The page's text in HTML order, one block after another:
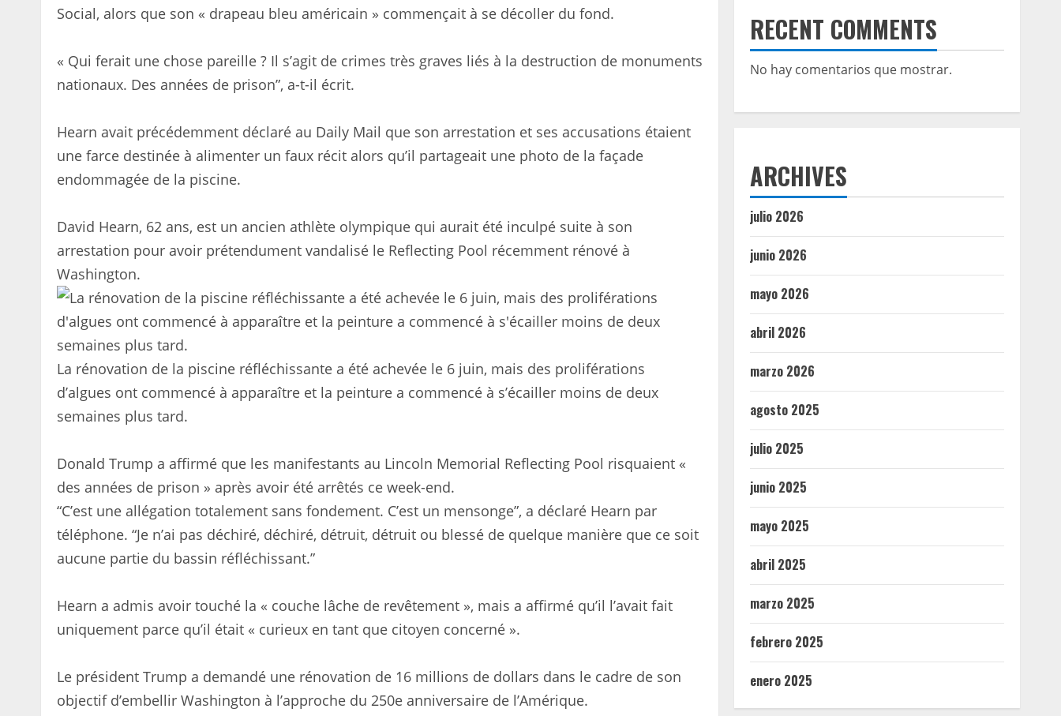
Social, alors que son « drapeau bleu américain » commençait à se décoller du fond.
« Qui ferait une chose pareille ? Il s’agit de crimes très graves liés à la destruction de monuments
nationaux. Des années de prison”, a-t-il écrit.
Hearn avait précédemment déclaré au Daily Mail que son arrestation et ses accusations étaient
une farce destinée à alimenter un faux récit alors qu’il partageait une photo de la façade
endommagée de la piscine.
David Hearn, 62 ans, est un ancien athlète olympique qui aurait été inculpé suite à son
arrestation pour avoir prétendument vandalisé le Reflecting Pool récemment rénové à
Washington.
La rénovation de la piscine réfléchissante a été achevée le 6 juin, mais des proliférations
d’algues ont commencé à apparaître et la peinture a commencé à s’écailler moins de deux
semaines plus tard.
Donald Trump a affirmé que les manifestants au Lincoln Memorial Reflecting Pool risquaient «
des années de prison » après avoir été arrêtés ce week-end.
“C’est une allégation totalement sans fondement. C’est un mensonge”, a déclaré Hearn par
téléphone. “Je n’ai pas déchiré, déchiré, détruit, détruit ou blessé de quelque manière que ce soit
aucune partie du bassin réfléchissant.”
Hearn a admis avoir touché la « couche lâche de revêtement », mais a affirmé qu’il l’avait fait
uniquement parce qu’il était « curieux en tant que citoyen concerné ».
Le président Trump a demandé une rénovation de 16 millions de dollars dans le cadre de son
objectif d’embellir Washington à l’approche du 250e anniversaire de l’Amérique.
RECENT COMMENTS
No hay comentarios que mostrar.
ARCHIVES
julio 2026
junio 2026
mayo 2026
abril 2026
marzo 2026
agosto 2025
julio 2025
junio 2025
mayo 2025
abril 2025
marzo 2025
febrero 2025
enero 2025